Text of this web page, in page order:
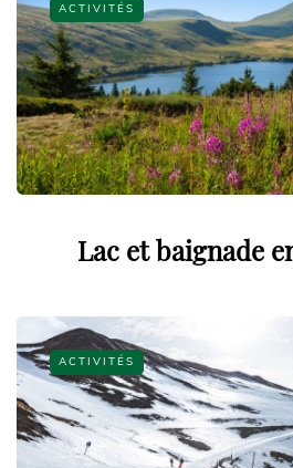
ACTIVITÉS
Lac et baignade
ACTIVITÉS